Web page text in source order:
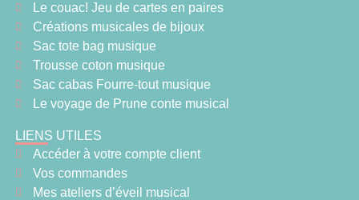
Le couac! Jeu de cartes en paires
Créations musicales de bijoux
Sac tote bag musique
Trousse coton musique
Sac cabas Fourre-tout musique
Le voyage de Prune conte musical
LIENS UTILES
Accéder à votre compte client
Vos commandes
Mes ateliers d’éveil musical